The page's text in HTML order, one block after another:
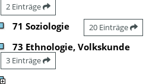
2 Einträge
71 Soziologie 20 Einträge
73 Ethnologie, Volkskunde
3 Einträge